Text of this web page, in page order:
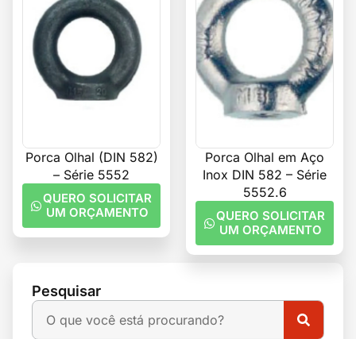
Pesquisar
Porca Olhal (DIN 582)
– Série 5552
QUERO SOLICITAR
UM ORÇAMENTO
Porca Olhal em Aço
Inox DIN 582 – Série
5552.6
QUERO SOLICITAR
UM ORÇAMENTO